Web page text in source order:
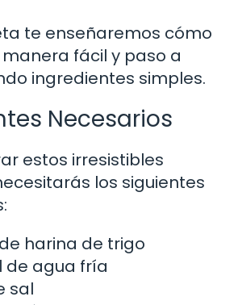
te enseñaremos cómo
fácil y paso a
ingredientes simples.
Necesarios
estos irresistibles
los siguientes
harina de trigo
de agua fría
sal